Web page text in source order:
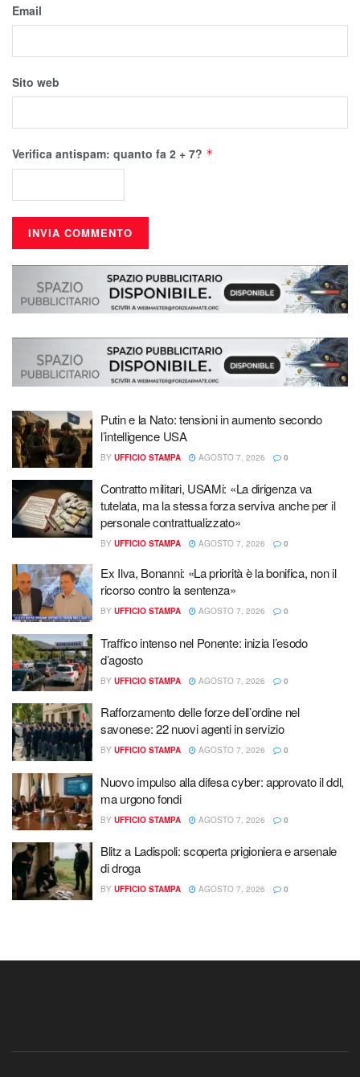
Email
Sito web
Verifica antispam: quanto fa 2 + 7? *
Putin e la Nato: tensioni in aumento secondo
l’intelligence USA
BY UFFICIO STAMPA AGOSTO 7, 2026 0
Contratto militari, USAMi: «La dirigenza va
tutelata, ma la stessa forza serviva anche per il
personale contrattualizzato»
BY UFFICIO STAMPA AGOSTO 7, 2026 0
Ex Ilva, Bonanni: «La priorità è la bonifica, non il
ricorso contro la sentenza»
BY UFFICIO STAMPA AGOSTO 7, 2026 0
Traffico intenso nel Ponente: inizia l’esodo
d’agosto
BY UFFICIO STAMPA AGOSTO 7, 2026 0
Rafforzamento delle forze dell’ordine nel
savonese: 22 nuovi agenti in servizio
BY UFFICIO STAMPA AGOSTO 7, 2026 0
Nuovo impulso alla difesa cyber: approvato il ddl,
ma urgono fondi
BY UFFICIO STAMPA AGOSTO 7, 2026 0
Blitz a Ladispoli: scoperta prigioniera e arsenale
di droga
BY UFFICIO STAMPA AGOSTO 7, 2026 0